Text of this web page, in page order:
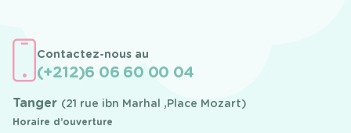
Contactez-nous au
(+212)6 06 60 00 04
Tanger (21 rue ibn Marhal ,Place Mozart)
Horaire d’ouverture